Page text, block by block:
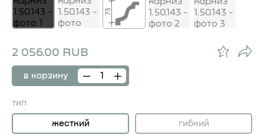
73
2 056.00 RUB
в корзину
тип
жесткий гибкий